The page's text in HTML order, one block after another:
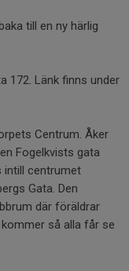
till en ny härlig
172. Länk finns under
Centrum. Åker
Fogelkvists gata
intill centrumet
Gata. Den
där föräldrar
så alla får se